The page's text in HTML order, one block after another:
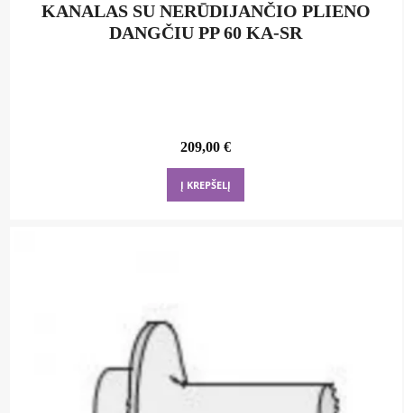
KANALAS SU NERŪDIJANČIO PLIENO
DANGČIU PP 60 KA-SR
209,00€
Į KREPŠELĮ